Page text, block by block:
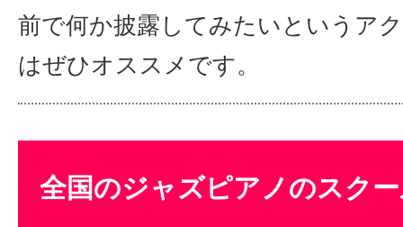
前で何か披露してみたいというア
はぜひオススメです。
全国のジャズピアノのスク